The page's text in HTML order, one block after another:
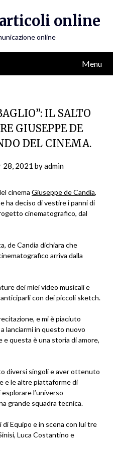
online
online
Menu
IL SALTO
GIUSEPPE DE
DEL CINEMA.
28, 2021 byadmin
cinema Giuseppe de Candia,
ha deciso di vestire i panni di
cinematografico, dal
de Candia dichiara che
arriva dalla
dei miei video musicali e
con dei piccoli sketch.
e mi è piaciuto
lanciarmi in questo nuovo
questa è una storia di amore,
diversi singoli e aver ottenuto
e le altre piattaforme di
l’universo
grande squadra tecnica.
Equipo e in scena con lui tre
Luca Costantino e